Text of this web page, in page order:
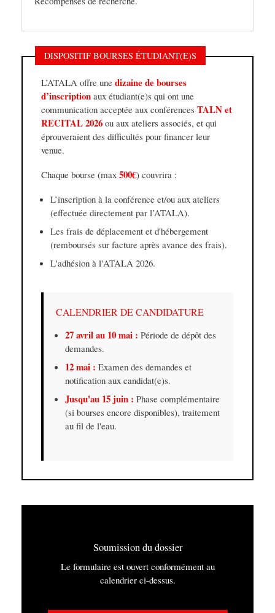
DISPOSITIF BOURSES ÉTUDIANT(E)S
L’ATALA offre une dizaine de bourses
d’inscription aux étudiant(e)s qui ont une
communication acceptée aux conférences TALN et
RECITAL 2026 ou aux ateliers associés, et qui
éprouveraient des difficultés pour financer leur
venue.
Chaque bourse (max 500€) couvrira :
L’inscription à la conférence et/ou aux ateliers
(effectuée directement par l’ATALA).
Les frais de déplacement et d'hébergement
(remboursés sur facture après avance des frais).
L'adhésion à l'ATALA 2026.
CALENDRIER DE CANDIDATURE
27 avril au 10 mai : Période de dépôt des
demandes.
12 mai : Examen des demandes et
notification aux candidat(e)s.
Jusqu'au 15 juin : Phase complémentaire
(si bourses encore disponibles), traitement
au fil de l'eau.
Soumission du dossier
Le formulaire est ouvert conformément au
calendrier ci-dessus.